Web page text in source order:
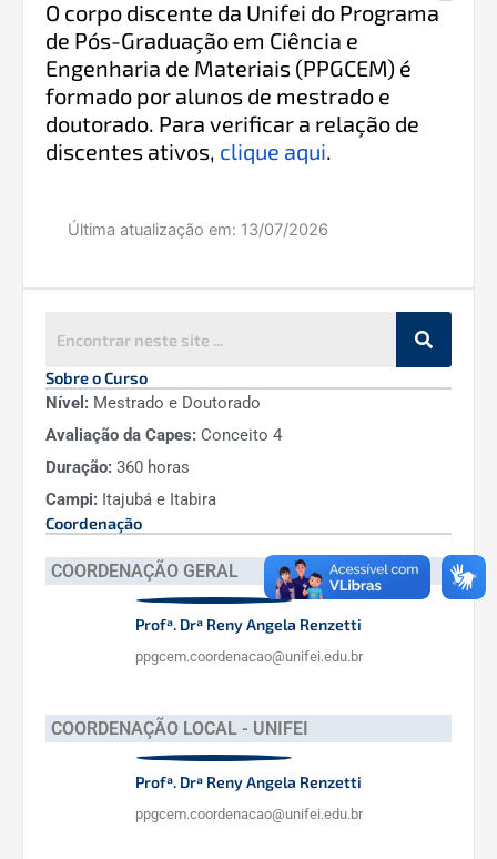
O corpo discente da Unifei do Programa
de Pós-Graduação em Ciência e
Engenharia de Materiais (PPGCEM) é
formado por alunos de mestrado e
doutorado. Para verificar a relação de
discentes ativos, clique aqui.
Última atualização em: 13/07/2026
Sobre o Curso
Nível: Mestrado e Doutorado
Avaliação da Capes: Conceito 4
Duração: 360 horas
Campi: Itajubá e Itabira
Coordenação
COORDENAÇÃO GERAL
Profª. Drª Reny Angela Renzetti
ppgcem.coordenacao@unifei.edu.br
COORDENAÇÃO LOCAL - UNIFEI
Profª. Drª Reny Angela Renzetti
ppgcem.coordenacao@unifei.edu.br